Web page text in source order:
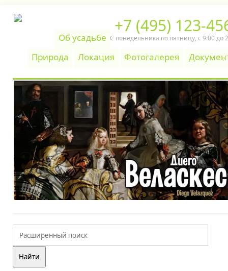
+7 (495) 123-
С понедельника по пятницу, c 9:00 до
Об усадьбе
Природа
Локация Фотогалерея